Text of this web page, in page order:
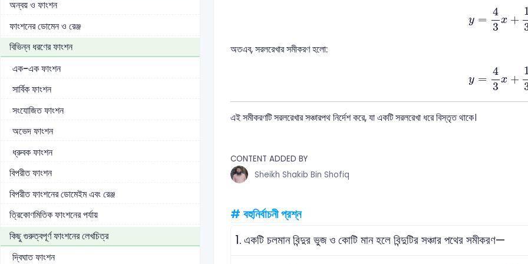
অন্বয় ও ফাংশন
ফাংশনের ডোমেন ও রেঞ্জ
বিভিন্ন ধরণের ফাংশন
এক-এক ফাংশন
সার্বিক ফাংশন
সংযোজিত ফাংশন
অভেদ ফাংশন
ধ্রুবক ফাংশন
বিপরীত ফাংশন
বিপরীত ফাংশনের ডোমেইম এবং রেঞ্জ
ত্রিকোণমিতিক ফাংশনের পর্যায়
কিছু গুরুত্বপূর্ণ ফাংশনের লেখচিত্র
দ্বিঘাত ফাংশন
y =
4
3
x +
43 3
অতএব, সরলরেখার সমীকরণ হলো:
y =
4
3
x +
43 3
এই সমীকরণটি সরলরেখার সঞ্চারপথ নির্দেশ করে, যা একটি সরলরেখা ধরে বিস্তৃত থাকে।
CONTENT ADDED BY
Sheikh Shakib Bin Shofiq
# বহুনির্বাচনী প্রশ্ন
1.একটি চলমান বিন্দুর ভুজ ও কোটি মান হলে বিন্দুটির সঞ্চার পথের সমীকরণ—